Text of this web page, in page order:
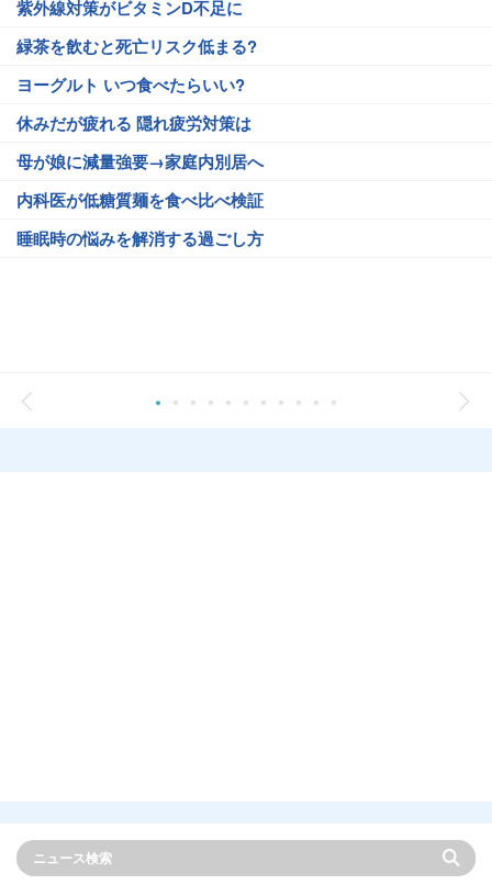
紫外線対策がビタミンD不足に
緑茶を飲むと死亡リスク低まる?
ヨーグルト いつ食べたらいい?
休みだが疲れる 隠れ疲労対策は
母が娘に減量強要→家庭内別居へ
内科医が低糖質麺を食べ比べ検証
睡眠時の悩みを解消する過ごし方